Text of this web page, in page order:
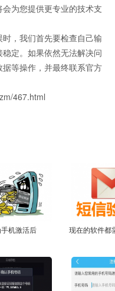
为您提供更专业的技术支
，我们首先要检查自己输
定。如果依然无法解决问
等操作，并最终联系官方
467.html
机激活后 现在的软件都